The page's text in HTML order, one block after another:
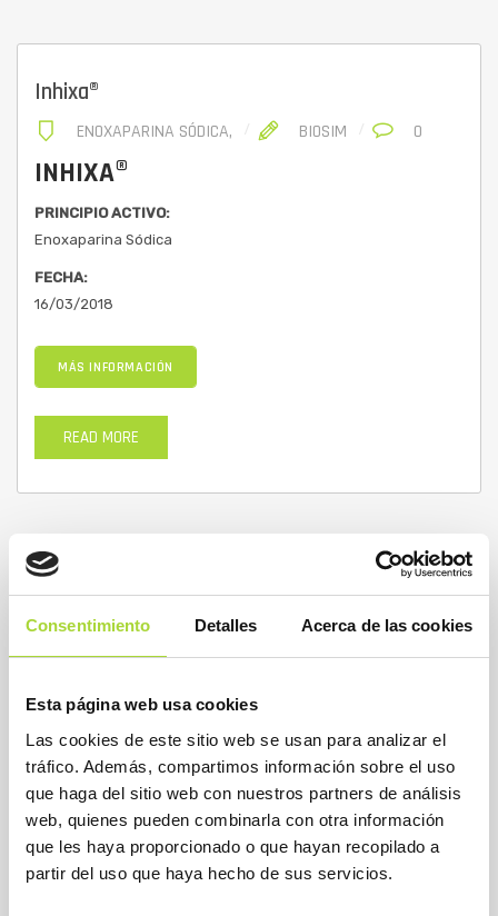
Consentimiento Detalles Acerca de las cookies
Esta página web usa cookies
Las cookies de este sitio web se usan para analizar el
tráfico. Además, compartimos información sobre el uso
que haga del sitio web con nuestros partners de análisis
web, quienes pueden combinarla con otra información
que les haya proporcionado o que hayan recopilado a
partir del uso que haya hecho de sus servicios.
Inhixa®
ENOXAPARINA SÓDICA, BIOSIM 0
INHIXA®
PRINCIPIO ACTIVO:
Enoxaparina Sódica
FECHA:
16/03/2018
MÁS INFORMACIÓN
READ MORE
ENOXAPARINA ROVI®
PRINCIPIO ACTIVO:
Enoxaparina Sódica
FECHA:
27/02/2018